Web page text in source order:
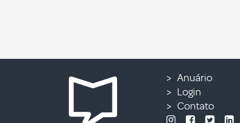
Anuário
Login
Contato